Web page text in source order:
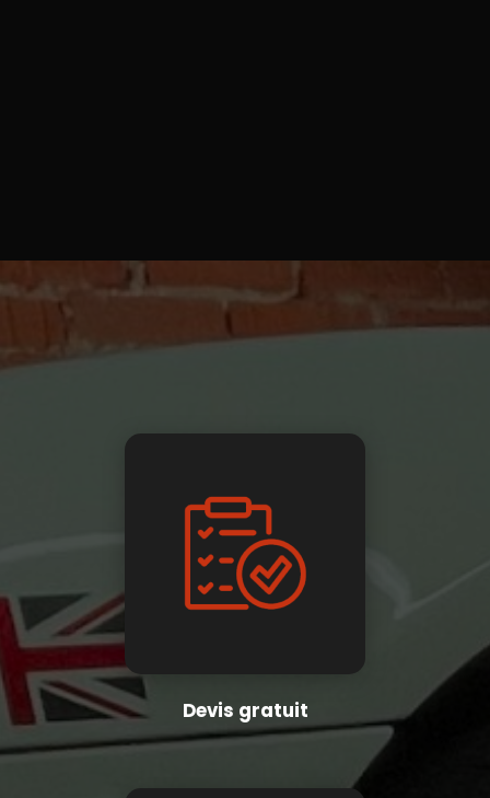
Devis gratuit